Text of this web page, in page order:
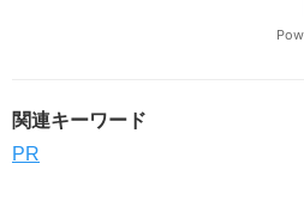
関連キーワード
PR